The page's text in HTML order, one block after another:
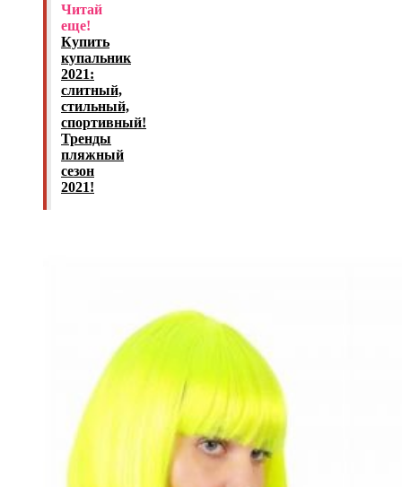
Читай
еще!
Купить
купальник
2021:
слитный,
стильный,
спортивный!
Тренды
пляжный
сезон
2021!